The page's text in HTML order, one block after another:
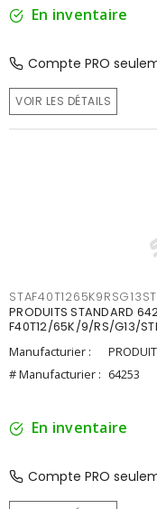
En inventaire
Compte PRO
VOIR LES DÉTAILS
PRODUITS STANDARD
F40T12/65K/9/RS/G13/
Manufacturier :
# Manufacturier : 64253
En inventaire
Compte PRO